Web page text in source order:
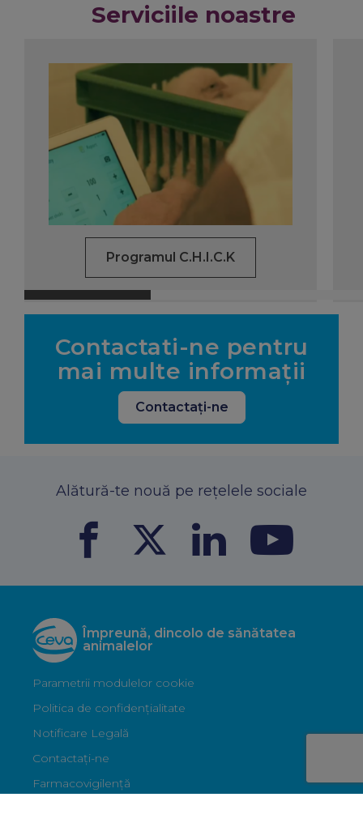
Serviciile noastre
Programul C.H.I.C.K
Contactati-ne pentru
mai multe informaţii
Contactaţi-ne
Alătură-te nouă pe rețelele sociale
Împreună, dincolo de sănătatea
animalelor
Parametrii modulelor cookie
Politica de confidențialitate
Notificare Legală
Contactați-ne
Farmacovigilență